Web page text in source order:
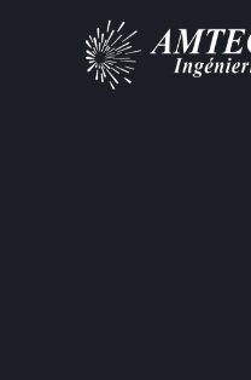
Passer
au
contenu